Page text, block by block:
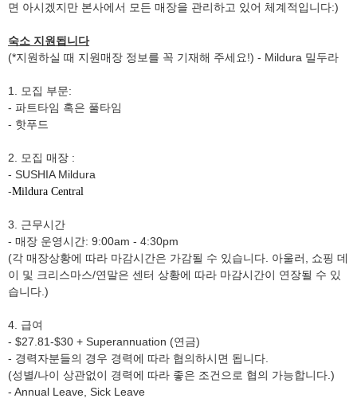
면 아시겠지만 본사에서 모든 매장을 관리하고 있어 체계적입니다:)
숙소 지원됩니다
(*지원하실 때 지원매장 정보를 꼭 기재해 주세요!) - Mildura 밀두라
1. 모집 부문:
- 파트타임 혹은 풀타임
- 핫푸드
2. 모집 매장 :
- SUSHIA Mildura
-Mildura Central
3. 근무시간
- 매장 운영시간: 9:00am - 4:30pm
(각 매장상황에 따라 마감시간은 가감될 수 있습니다. 아울러, 쇼핑 데
이 및 크리스마스/연말은 센터 상황에 따라 마감시간이 연장될 수 있
습니다.)
4. 급여
- $27.81-$30 + Superannuation (연금)
- 경력자분들의 경우 경력에 따라 협의하시면 됩니다.
(성별/나이 상관없이 경력에 따라 좋은 조건으로 협의 가능합니다.)
- Annual Leave, Sick Leave